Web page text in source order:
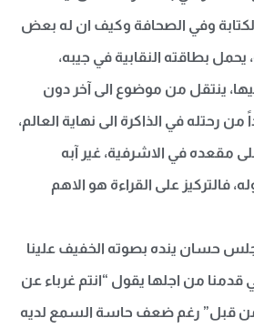
وفي الصحافة وكيف ان له بعض
يحمل بطاقته النقابية في جيبه،
ينتقل من موضوع الى آخر دون
من رحتله في الذاكرة الى نهاية العالم،
مقعده في الاشرفية، غير آبه
فالتركيز على القراءة هو الاهم
حسان ينده بصوته الخفيف علينا
قدمنا من اجلها يقول “انتم غرباء عن
قبل” رغم ضعف حاسة السمع لديه